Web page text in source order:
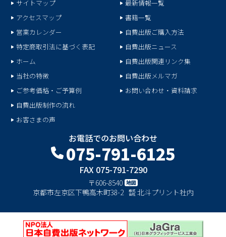
サイトマップ
アクセスマップ
営業カレンダー
特定商取引法に基づく表記
ホーム
当社の特徴
ご参考価格・ご予算例
自費出版制作の流れ
お客さまの声
最新情報一覧
書籍一覧
自費出版ご購入方法
自費出版ニュース
自費出版関連リンク集
自費出版メルマガ
お問い合わせ・資料請求
お電話でのお問い合わせ
075-791-6125
FAX 075-791-7290
〒606-8540 地図
京都市左京区下鴨高木町38-2 ㍿北斗プリント社内